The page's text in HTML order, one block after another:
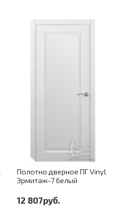
Полотно дверное ПГ Vinyl
Эрмитаж-7 белый
12 807руб.